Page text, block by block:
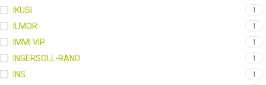
IKUSI 1
ILMOR 1
IMMI VIP 1
INGERSOLL-RAND 1
INS 1